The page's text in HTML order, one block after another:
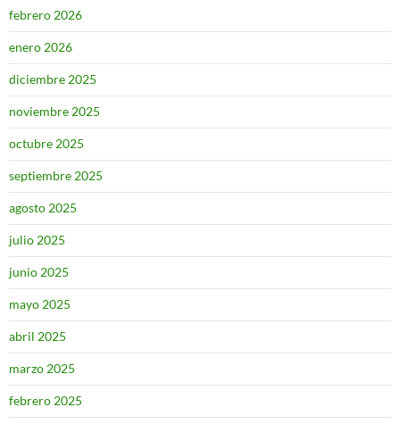
febrero 2026
enero 2026
diciembre 2025
noviembre 2025
octubre 2025
septiembre 2025
agosto 2025
julio 2025
junio 2025
mayo 2025
abril 2025
marzo 2025
febrero 2025